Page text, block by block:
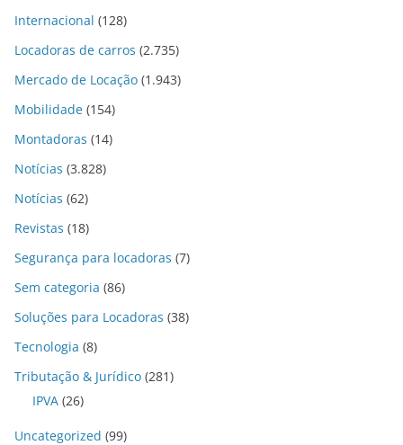
Internacional (128)
Locadoras de carros (2.735)
Mercado de Locação (1.943)
Mobilidade (154)
Montadoras (14)
Notícias (3.828)
Notícias (62)
Revistas (18)
Segurança para locadoras (7)
Sem categoria (86)
Soluções para Locadoras (38)
Tecnologia (8)
Tributação & Jurídico (281)
IPVA (26)
Uncategorized (99)